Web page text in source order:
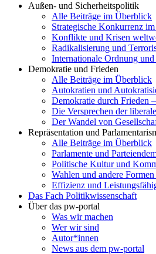
Außen- und Sicherheitspolitik
Alle Beiträge im Überblick
Strategische Konkurrenz
Konflikte und Krisen
Radikalisierung und
Internationale Ordnung
Demokratie und Frieden
Alle Beiträge im Überblick
Autokratien und
Demokratie durch Frieden
Die Versprechen der
Der Wandel von
Repräsentation und
Alle Beiträge im Überblick
Parlamente und
Politische Kultur und
Wahlen und andere
Effizienz und
Das Fach Politikwissenschaft
Über das pw-portal
Was wir machen
Wer wir sind
Autor*innen
News aus dem pw-portal